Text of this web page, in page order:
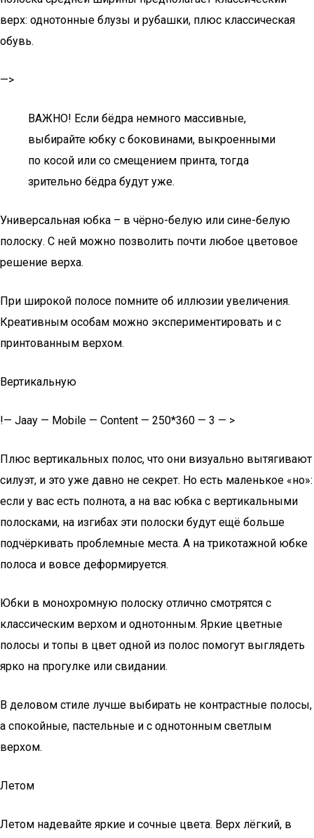
верх: однотонные блузы и рубашки, плюс классическая
обувь.
—>
ВАЖНО! Если бёдра немного массивные,
выбирайте юбку с боковинами, выкроенными
по косой или со смещением принта, тогда
зрительно бёдра будут уже.
Универсальная юбка – в чёрно-белую или сине-белую
полоску. С ней можно позволить почти любое цветовое
решение верха.
При широкой полосе помните об иллюзии увеличения.
Креативным особам можно экспериментировать и с
принтованным верхом.
Вертикальную
!— Jaay — Mobile — Content — 250*360 — 3 — >
Плюс вертикальных полос, что они визуально вытягивают
силуэт, и это уже давно не секрет. Но есть маленькое «но»:
если у вас есть полнота, а на вас юбка с вертикальными
полосками, на изгибах эти полоски будут ещё больше
подчёркивать проблемные места. А на трикотажной юбке
полоса и вовсе деформируется.
Юбки в монохромную полоску отлично смотрятся с
классическим верхом и однотонным. Яркие цветные
полосы и топы в цвет одной из полос помогут выглядеть
ярко на прогулке или свидании.
В деловом стиле лучше выбирать не контрастные полосы,
а спокойные, пастельные и с однотонным светлым
верхом.
Летом
Летом надевайте яркие и сочные цвета. Верх лёгкий, в